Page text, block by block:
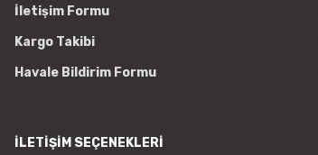
İletişim Formu
Kargo Takibi
Havale Bildirim Formu
İLETİŞİM SEÇENEKLERİ